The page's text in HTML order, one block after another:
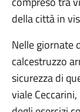
della città in
Nelle giornate
calcestruzzo
sicurezza di
viale